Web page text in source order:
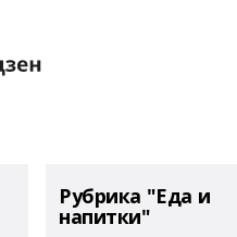
Рубрика "Еда и
напитки"